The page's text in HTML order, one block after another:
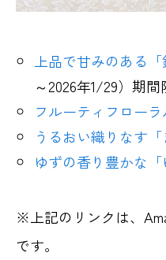
上品で甘みのある「
～2026年1/29）期
フルーティフローラ
うるおい織りなす「
ゆずの香り豊かな「
※上記のリンクは、
です。